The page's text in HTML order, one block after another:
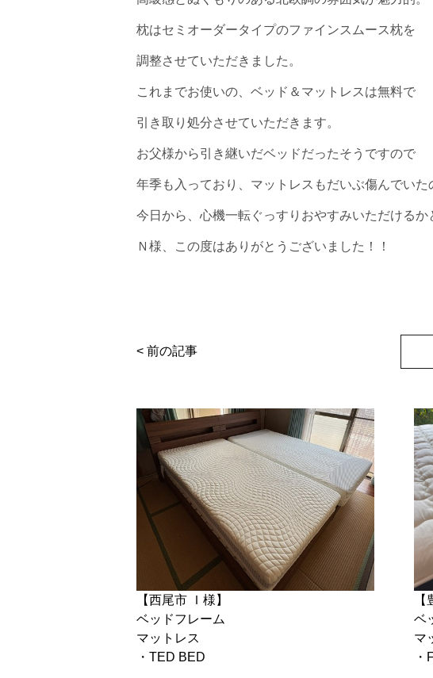
枕はセミオーダータイプのファインスムース枕を
調整させていただきました。
これまでお使いの、ベッド＆マットレスは無料で
引き取り処分させていただきます。
お父様から引き継いだベッドだったそうですので
年季も入っており、マットレスもだいぶ傷んでいた
今日から、心機一転ぐっすりおやすみいただけるか
Ｎ様、この度はありがとうございました！！
< 前の記事
【西尾市 Ｉ様】
ベッドフレーム
マットレス
・TED BED
ベ
マ